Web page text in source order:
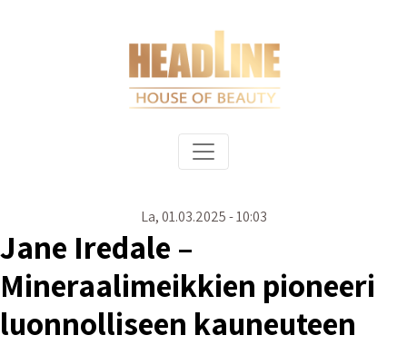
Päävalikko
La, 01.03.2025 - 10:03
Jane Iredale –
Mineraalimeikkien pioneeri
luonnolliseen kauneuteen